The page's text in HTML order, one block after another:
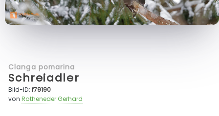
Clanga pomarina
Schreiadler
Bild-ID:f79190
vonRotheneder Gerhard